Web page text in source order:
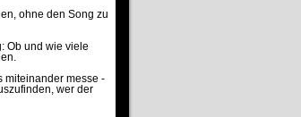
ohne den Song zu
Ob und wie viele
miteinander messe -
wer der